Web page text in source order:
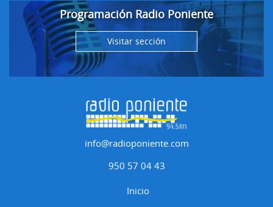
Programación Radio Poniente
Visitar sección
info@radioponiente.com
950 57 04 43
Inicio